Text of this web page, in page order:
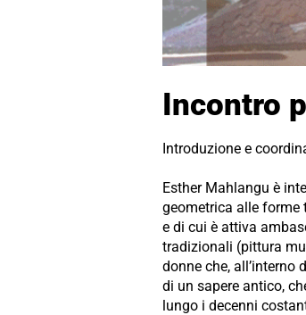
Incontro
Introduzione e
Esther Mahlangu è
geometrica alle forme
e di cui è attiva
tradizionali (pittura
donne che,
di un sapere antico,
lungo i decenni